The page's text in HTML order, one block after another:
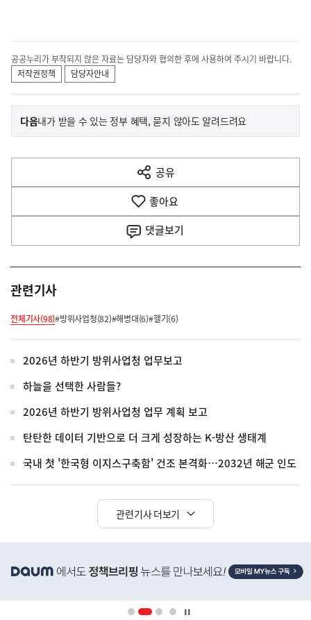
공공누리가 부착되지 않은 자료는 담당자와 협의한 후에 사용하여 주시기 바랍니다.
저작권정책
담당자안내
이
전
다
음
다음기
사
내가 받을 수 있는 정부 혜택, 묻지 않아도 알려드려요
공유
열
기
좋아요
댓글보기
관련기사
전체기사(98)#방위사업청(82)#해병대(6)#헬기(6)
2026년 하반기 방위사업청 업무보고
하늘을 선택한 사람들?
2026년 하반기 방위사업청 업무 계획 보고
탄탄한 데이터 기반으로 더 크게 성장하는 K-방산 생태계
국내 첫 '한국형 이지스구축함' 건조 본격화…2032년 해군 인도
관련기사 더보기
단
배